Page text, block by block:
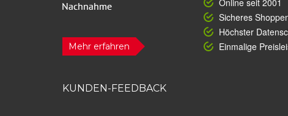
Mehr erfahren
Online seit 2001
Sicheres
Höchster
Einmalige
KUNDEN-FEEDBACK